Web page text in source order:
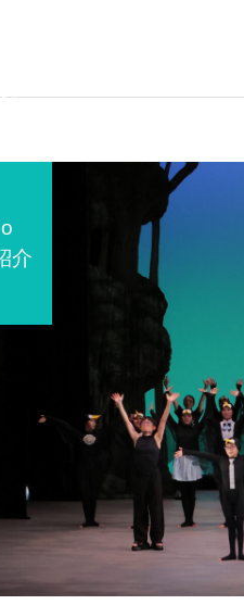
コンクールクラス
2026
第39回こうべ全国洋舞コン
クール 出場報告
介